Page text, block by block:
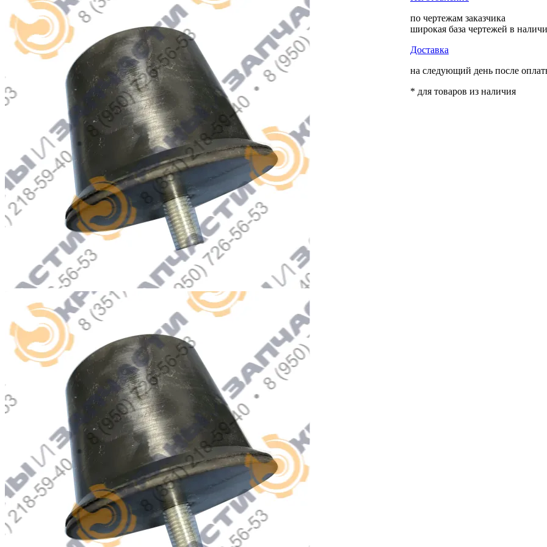
по чертежам заказчика
широкая база чертежей в
Доставка
на следующий день после
* для товаров из наличия